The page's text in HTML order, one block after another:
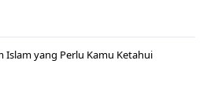
Islam yang Perlu Kamu Ketahui